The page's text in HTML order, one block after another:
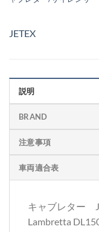
JETEX
説明
BRAND
注意事項
車両適合表
キャブレター
Lambretta